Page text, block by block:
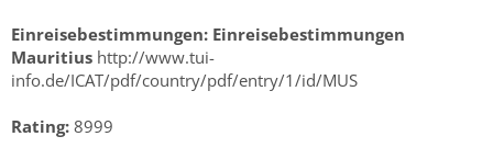
Einreisebestimmungen: Einreisebestimmungen
Mauritius http://www.tui-
info.de/ICAT/pdf/country/pdf/entry/1/id/MUS
Rating: 8999